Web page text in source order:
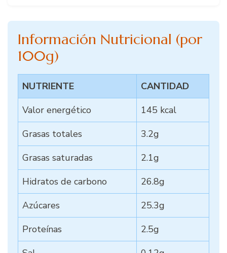
Información Nutricional (por
100g)
NUTRIENTE
CANTIDAD
Valor energético
145 kcal
Grasas totales
3.2g
Grasas saturadas
2.1g
Hidratos de carbono
26.8g
Azúcares
25.3g
Proteínas
2.5g